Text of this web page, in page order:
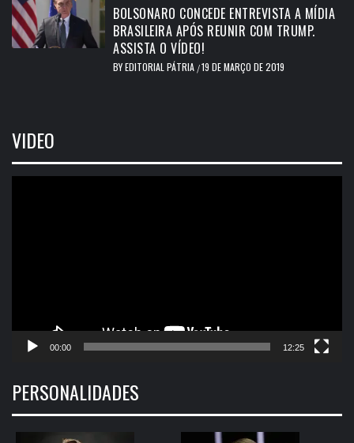
BOLSONARO CONCEDE ENTREVISTA A MÍDIA
BRASILEIRA APÓS REUNIR COM TRUMP.
ASSISTA O VÍDEO!
BYEDITORIAL PÁTRIA /19 DE MARÇO DE 2019
VIDEO
00:00 12:25
PERSONALIDADES